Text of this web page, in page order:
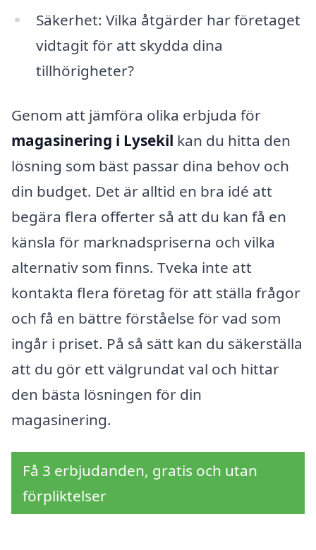
Säkerhet: Vilka åtgärder har företaget
vidtagit för att skydda dina
tillhörigheter?
Genom att jämföra olika erbjuda för
magasinering i Lysekil kan du hitta den
lösning som bäst passar dina behov och
din budget. Det är alltid en bra idé att
begära flera offerter så att du kan få en
känsla för marknadspriserna och vilka
alternativ som finns. Tveka inte att
kontakta flera företag för att ställa frågor
och få en bättre förståelse för vad som
ingår i priset. På så sätt kan du säkerställa
att du gör ett välgrundat val och hittar
den bästa lösningen för din
magasinering.
Få 3 erbjudanden, gratis och utan
förpliktelser